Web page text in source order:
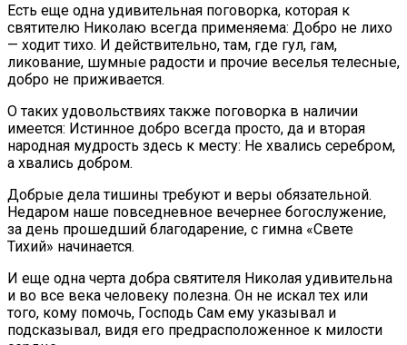
Есть еще одна удивительная поговорка, которая к
святителю Николаю всегда применяема: Добро не лихо
— ходит тихо. И действительно, там, где гул, гам,
ликование, шумные радости и прочие веселья телесные,
добро не приживается.
О таких удовольствиях также поговорка в на­личии
имеется: Истинное добро всегда просто, да и вторая
народная мудрость здесь к месту: Не хвались серебром,
а хвались добром.
Добрые дела тишины требуют и веры обязатель­ной.
Недаром наше повседневное вечернее богослу­жение,
за день прошедший благодарение, с гимна «Свете
Тихий» начинается.
И еще одна черта добра святителя Николая уди­вительна
и во все века человеку полезна. Он не ис­кал тех или
того, кому помочь, Господь Сам ему ука­зывал и
подсказывал, видя его предрасположенное к милости